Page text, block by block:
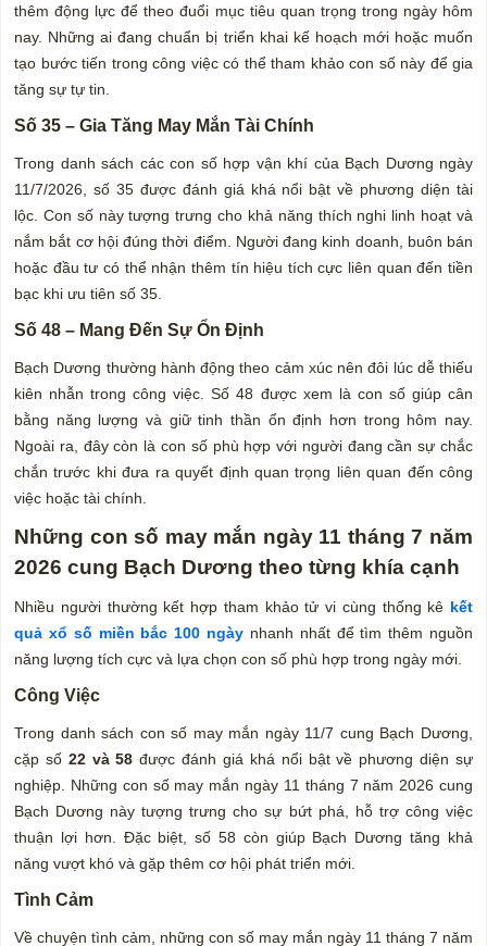
thêm động lực để theo đuổi mục tiêu quan trọng trong ngày hôm
nay. Những ai đang chuẩn bị triển khai kế hoạch mới hoặc muốn
tạo bước tiến trong công việc có thể tham khảo con số này để gia
tăng sự tự tin.
Số 35 – Gia Tăng May Mắn Tài Chính
Trong danh sách các con số hợp vận khí của Bạch Dương ngày
11/7/2026, số 35 được đánh giá khá nổi bật về phương diện tài
lộc. Con số này tượng trưng cho khả năng thích nghi linh hoạt và
nắm bắt cơ hội đúng thời điểm. Người đang kinh doanh, buôn bán
hoặc đầu tư có thể nhận thêm tín hiệu tích cực liên quan đến tiền
bạc khi ưu tiên số 35.
Số 48 – Mang Đến Sự Ổn Định
Bạch Dương thường hành động theo cảm xúc nên đôi lúc dễ thiếu
kiên nhẫn trong công việc. Số 48 được xem là con số giúp cân
bằng năng lượng và giữ tinh thần ổn định hơn trong hôm nay.
Ngoài ra, đây còn là con số phù hợp với người đang cần sự chắc
chắn trước khi đưa ra quyết định quan trọng liên quan đến công
việc hoặc tài chính.
Những con số may mắn ngày 11 tháng 7 năm
2026 cung Bạch Dương theo từng khía cạnh
Nhiều người thường kết hợp tham khảo tử vi cùng thống kê kết
quả xổ số miền bắc 100 ngày nhanh nhất để tìm thêm nguồn
năng lượng tích cực và lựa chọn con số phù hợp trong ngày mới.
Công Việc
Trong danh sách con số may mắn ngày 11/7 cung Bạch Dương,
cặp số 22 và 58 được đánh giá khá nổi bật về phương diện sự
nghiệp. Những con số may mắn ngày 11 tháng 7 năm 2026 cung
Bạch Dương này tượng trưng cho sự bứt phá, hỗ trợ công việc
thuận lợi hơn. Đặc biệt, số 58 còn giúp Bạch Dương tăng khả
năng vượt khó và gặp thêm cơ hội phát triển mới.
Tình Cảm
Về chuyện tình cảm, những con số may mắn ngày 11 tháng 7 năm